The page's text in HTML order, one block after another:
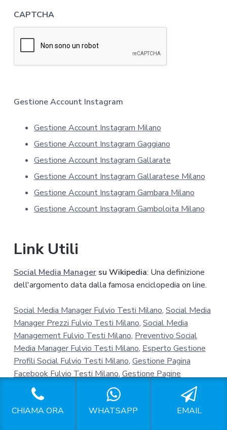
f
o
t
a
c
y
*
CAPTCHA
Gestione Account Instagram
Gestione Account Instagram Milano
Gestione Account Instagram Gaggiano
Gestione Account Instagram Gallarate
Gestione Account Instagram Gallaratese Milano
Gestione Account Instagram Gambara Milano
Gestione Account Instagram Gamboloita Milano
Link Utili
Social Media Managersu Wikipedia: Una definizione
dell'argomento data dalla famosa enciclopedia on line.
Social Media Manager Fulvio Testi Milano, Social Media
Manager Prezzi Fulvio Testi Milano, Social Media
Management Fulvio Testi Milano, Preventivo Social
Media Manager Fulvio Testi Milano, Esperto Gestione
Profili Social Fulvio Testi Milano, Gestione Pagina
Facebook Fulvio Testi Milano, Gestione Pagine
Facebook Fulvio Testi Milano,
Gestire Pagina Facebook
Fulvio Testi Milano
Pagina Facebook Aziendale Fulvio
Testi Milano,Prezzi Per Gestione Pagina Facebook
CHIAMA ORA WHATSAPP EMAIL